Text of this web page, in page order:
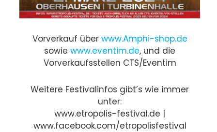
Vorverkauf über www.Amphi-shop.de
sowie www.eventim.de, und die
Vorverkaufsstellen CTS/Eventim
Weitere Festivalinfos gibt’s wie immer
unter:
www.etropolis-festival.de |
www.facebook.com/etropolisfestival